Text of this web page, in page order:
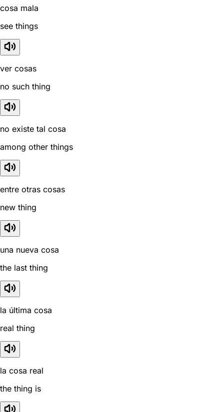
cosa mala
see things
ver cosas
no such thing
no existe tal cosa
among other things
entre otras cosas
new thing
una nueva cosa
the last thing
la última cosa
real thing
la cosa real
the thing is